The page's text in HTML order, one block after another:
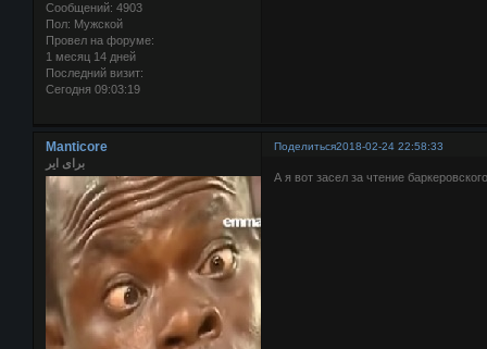
Сообщений: 4903
Пол: Мужской
Провел на форуме:
1 месяц 14 дней
Последний визит:
Сегодня 09:03:19
Поделиться2018-02-24 22:58:33
Manticore
برای ایر
А я вот засел за чтение